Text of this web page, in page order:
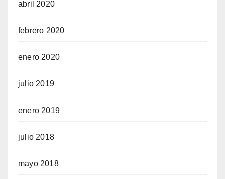
abril 2020
febrero 2020
enero 2020
julio 2019
enero 2019
julio 2018
mayo 2018